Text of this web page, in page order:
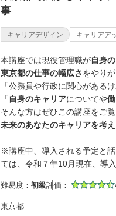
事
キャリアデザイン キャリアア
本講座では現役管理職が自身
東京都の仕事の幅広さをやり
「公務員や行政に関心があるけ
「 自身のキャリアについてや
そんな方はぜひこの講座をご覧
未来のあなたのキャリアを考
※講座中、導入される予定と
ては、令和７年10月現在、導
難易度： 初級評価：
東京都